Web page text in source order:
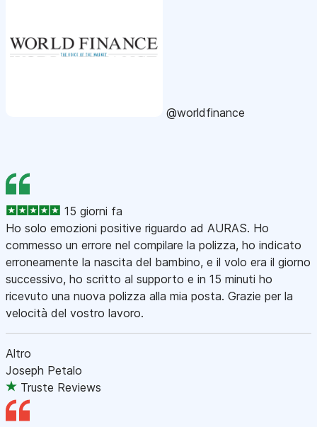
@worldfinance
15 giorni fa
Ho solo emozioni positive riguardo ad AURAS. Ho
commesso un errore nel compilare la polizza, ho indicato
erroneamente la nascita del bambino, e il volo era il giorno
successivo, ho scritto al supporto e in 15 minuti ho
ricevuto una nuova polizza alla mia posta. Grazie per la
velocità del vostro lavoro.
Altro
Joseph Petalo
Truste Reviews